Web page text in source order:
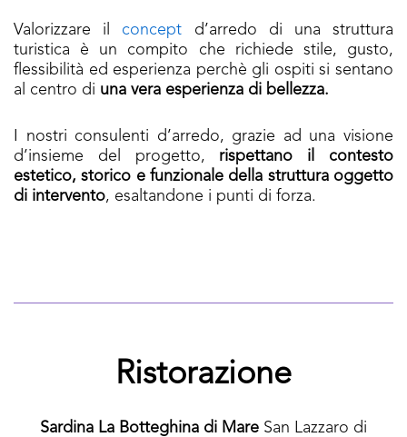
Valorizzare il concept d’arredo di una struttura
turistica è un compito che richiede stile, gusto,
flessibilità ed esperienza perchè gli ospiti si sentano
al centro di una vera esperienza di bellezza.
I nostri consulenti d’arredo, grazie ad una visione
d’insieme del progetto, rispettano il contesto
estetico, storico e funzionale della struttura oggetto
di intervento, esaltandone i punti di forza.
Ristorazione
Sardina La Botteghina di Mare San Lazzaro di